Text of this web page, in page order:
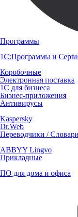
Программы
1С:Программы и
Коробочные
Электронная поставка
1С для бизнеса
Бизнес-приложения
Антивирусы
Kaspersky
Dr.Web
Переводчики / Словари
ABBYY Lingvo
Прикладные
ПО для дома и офиса